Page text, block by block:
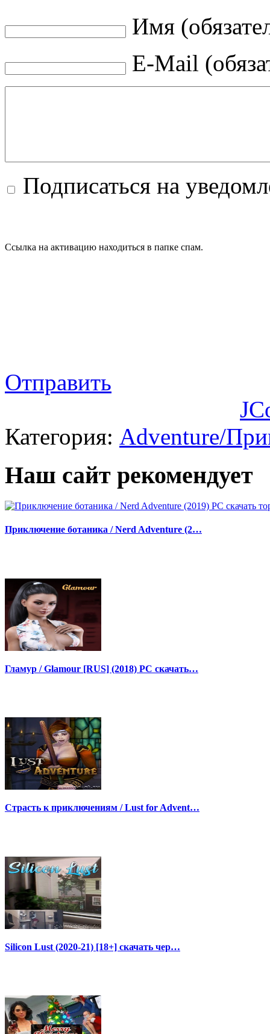
Имя
E-Mail
Подписаться на
Ссылка на активацию находиться в папке спам.
Отправить
Категория: Adventure/
Наш сайт рекомендует
Приключение ботаника / Nerd Adventure (2…
Гламур / Glamour [RUS] (2018) PC скачать…
Страсть к приключениям / Lust for Advent…
Silicon Lust (2020-21) [18+] скачать чер…